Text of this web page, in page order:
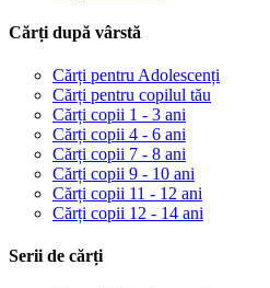
Cărți după vârstă
Cărți pentru Adolescenți
Cărți pentru copilul tău
Cărți copii 1 - 3 ani
Cărți copii 4 - 6 ani
Cărți copii 7 - 8 ani
Cărți copii 9 - 10 ani
Cărți copii 11 - 12 ani
Cărți copii 12 - 14 ani
Serii de cărți